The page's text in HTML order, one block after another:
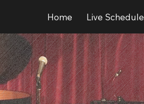
Home Live Schedule